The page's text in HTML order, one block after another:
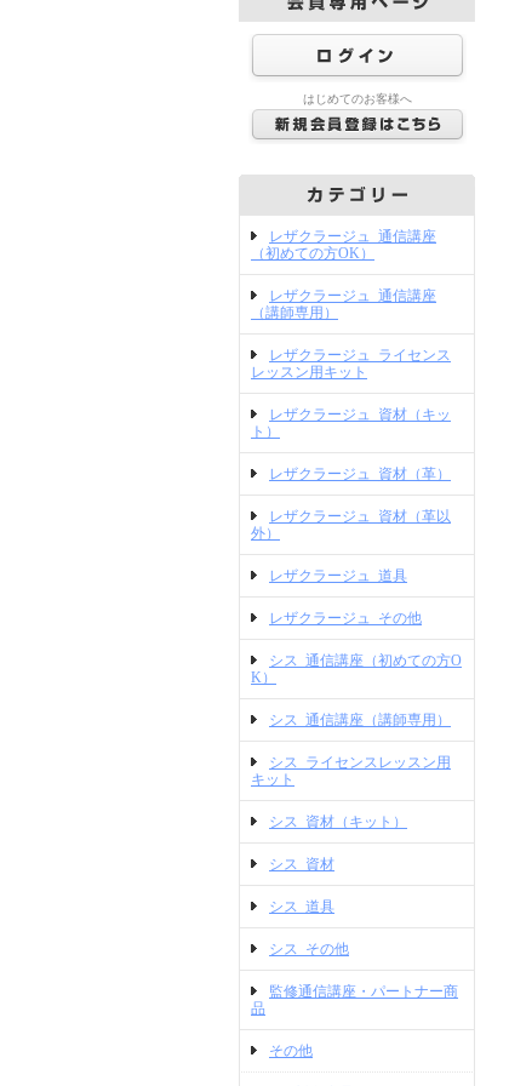
はじめてのお客様へ
レザクラージュ_通信講座
（初めての方OK）
レザクラージュ_通信講座
（講師専用）
レザクラージュ_ライセンス
レッスン用キット
レザクラージュ_資材（キッ
ト）
レザクラージュ_資材（革）
レザクラージュ_資材（革以
外）
レザクラージュ_道具
レザクラージュ_その他
シス_通信講座（初めての方O
K）
シス_通信講座（講師専用）
シス_ライセンスレッスン用
キット
シス_資材（キット）
シス_資材
シス_道具
シス_その他
監修通信講座・パートナー商
品
その他